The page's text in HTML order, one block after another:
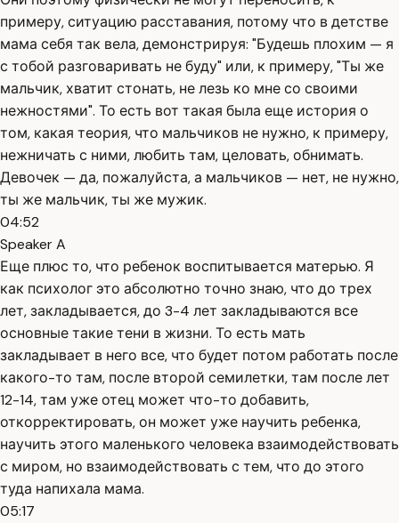
примеру, ситуацию расставания, потому что в детстве
мама себя так вела, демонстрируя: "Будешь плохим — я
с тобой разговаривать не буду" или, к примеру, "Ты же
мальчик, хватит стонать, не лезь ко мне со своими
нежностями". То есть вот такая была еще история о
том, какая теория, что мальчиков не нужно, к примеру,
нежничать с ними, любить там, целовать, обнимать.
Девочек — да, пожалуйста, а мальчиков — нет, не нужно,
ты же мальчик, ты же мужик.
04:52
Speaker A
Еще плюс то, что ребенок воспитывается матерью. Я
как психолог это абсолютно точно знаю, что до трех
лет, закладывается, до 3-4 лет закладываются все
основные такие тени в жизни. То есть мать
закладывает в него все, что будет потом работать после
какого-то там, после второй семилетки, там после лет
12-14, там уже отец может что-то добавить,
откорректировать, он может уже научить ребенка,
научить этого маленького человека взаимодействовать
с миром, но взаимодействовать с тем, что до этого
туда напихала мама.
05:17